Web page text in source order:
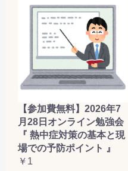
【参加費無料】2026年7
月28日オンライン勉強会
『 熱中症対策の基本と現
場での予防ポイント 』
￥1